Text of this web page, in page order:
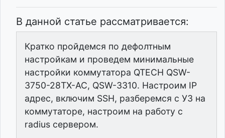
В данной статье рассматривается:
Кратко пройдемся по дефолтным
настройкам и проведем минимальные
настройки коммутатора QTECH QSW-
3750-28TX-AC, QSW-3310. Настроим IP
адрес, включим SSH, разберемся с УЗ на
коммутаторе, настроим на работу с
radius сервером.